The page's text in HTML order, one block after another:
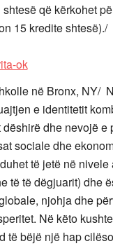
që kërkohet
15 kredite shtesë)./
në Bronx, NY/
e identitetit
dhe nevojë
sociale dhe
të jetë në
të të dëgjuarit) dhe
njohja dhe
Në këto
të bëjë një hap